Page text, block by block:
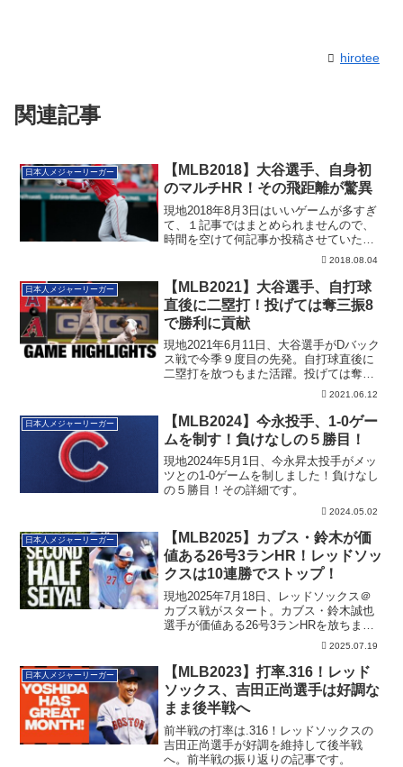
hirotee
関連記事
日本人メジャーリーガー
【MLB2018】大谷選手、自身初
のマルチHR！その飛距離が驚異
現地2018年8月3日はいいゲームが多すぎ
て、１記事ではまとめられませんので、
時間を空けて何記事か投稿させていただ
2018.08.04
日本人メジャーリーガー
【MLB2021】大谷選手、自打球
直後に二塁打！投げては奪三振8
で勝利に貢献
現地2021年6月11日、大谷選手がDバック
ス戦で今季９度目の先発。自打球直後に
二塁打を放つもまた活躍。投げては奪三
振8で勝利に貢献するも、２ボークがあっ
2021.06.12
日本人メジャーリーガー
【MLB2024】今永投手、1-0ゲー
ムを制す！負けなしの５勝目！
現地2024年5月1日、今永昇太投手がメッ
ツとの1-0ゲームを制しました！負けなし
の５勝目！その詳細です。
2024.05.02
日本人メジャーリーガー
【MLB2025】カブス・鈴木が価
値ある26号3ランHR！レッドソッ
クスは10連勝でストップ！
現地2025年7月18日、レッドソックス＠
カブス戦がスタート。カブス・鈴木誠也
選手が価値ある26号3ランHRを放ちまし
た。レッドソックスは10連勝でストッ
2025.07.19
日本人メジャーリーガー
【MLB2023】打率.316！レッド
ソックス、吉田正尚選手は好調な
まま後半戦へ
前半戦の打率は.316！レッドソックスの
吉田正尚選手が好調を維持して後半戦
へ。前半戦の振り返りの記事です。